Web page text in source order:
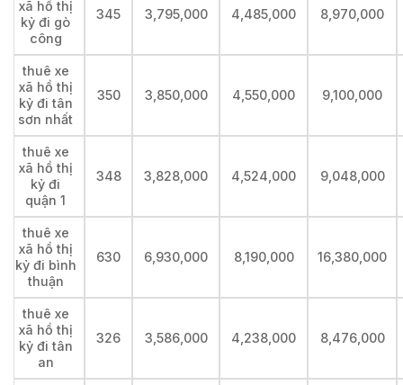
xã hồ thị
kỷ đi gò
công
345 3,795,000 4,485,000 8,970,000
thuê xe
xã hồ thị
kỷ đi tân
sơn nhất
350 3,850,000 4,550,000 9,100,000
thuê xe
xã hồ thị
kỷ đi
quận 1
348 3,828,000 4,524,000 9,048,000
thuê xe
xã hồ thị
kỷ đi bình
thuận
630 6,930,000 8,190,000 16,380,000
thuê xe
xã hồ thị
kỷ đi tân
an
326 3,586,000 4,238,000 8,476,000